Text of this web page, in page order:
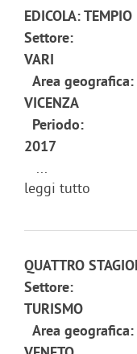
EDICOLA:
Settore:
VARI
Area geografica:
VICENZA
Periodo:
2017
...
leggi tutto
QUATTRO
Settore:
TURISMO
Area geografica: